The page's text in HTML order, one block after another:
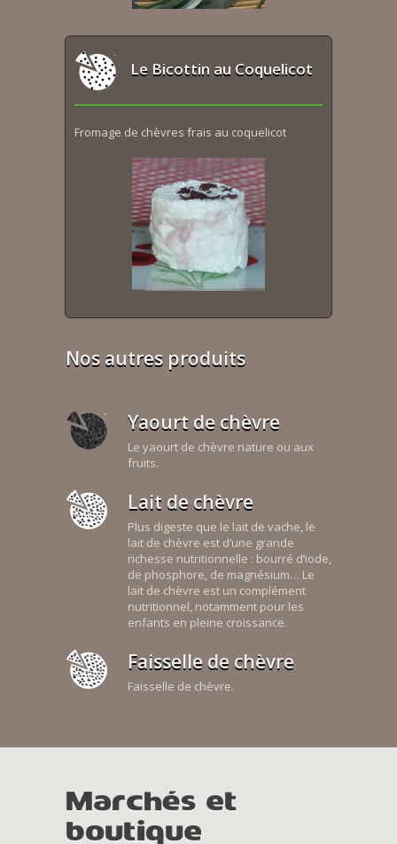
Le Bicottin au Coquelicot
Fromage de chèvres frais au coquelicot
Nos autres produits
Yaourt de chèvre
Le yaourt de chèvre nature ou aux
fruits.
Lait de chèvre
Plus digeste que le lait de vache, le
lait de chèvre est d’une grande
richesse nutritionnelle : bourré d’iode,
de phosphore, de magnésium… Le
lait de chèvre est un complément
nutritionnel, notamment pour les
enfants en pleine croissance.
Faisselle de chèvre
Faisselle de chèvre.
Marchés et
boutique